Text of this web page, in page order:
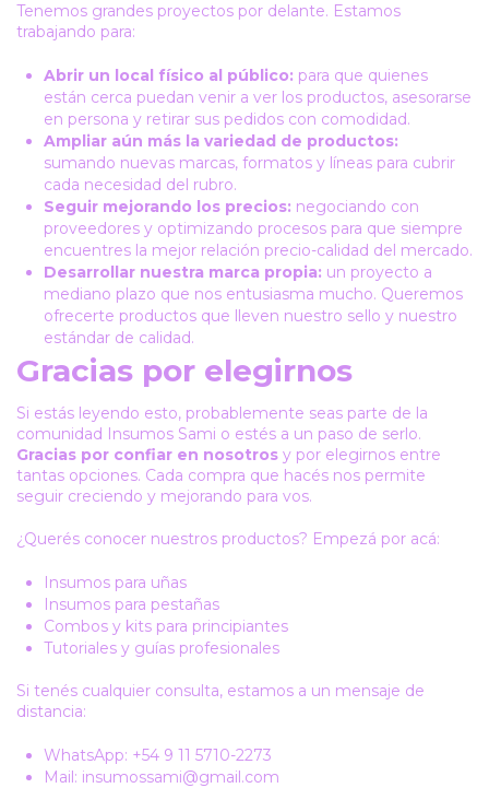
Tenemos grandes proyectos por delante. Estamos
trabajando para:
Abrir un local físico al público: para que quienes
están cerca puedan venir a ver los productos, asesorarse
en persona y retirar sus pedidos con comodidad.
Ampliar aún más la variedad de productos:
sumando nuevas marcas, formatos y líneas para cubrir
cada necesidad del rubro.
Seguir mejorando los precios: negociando con
proveedores y optimizando procesos para que siempre
encuentres la mejor relación precio-calidad del mercado.
Desarrollar nuestra marca propia: un proyecto a
mediano plazo que nos entusiasma mucho. Queremos
ofrecerte productos que lleven nuestro sello y nuestro
estándar de calidad.
Gracias por elegirnos
Si estás leyendo esto, probablemente seas parte de la
comunidad Insumos Sami o estés a un paso de serlo.
Gracias por confiar en nosotros y por elegirnos entre
tantas opciones. Cada compra que hacés nos permite
seguir creciendo y mejorando para vos.
¿Querés conocer nuestros productos? Empezá por acá:
Insumos para uñas
Insumos para pestañas
Combos y kits para principiantes
Tutoriales y guías profesionales
Si tenés cualquier consulta, estamos a un mensaje de
distancia:
WhatsApp: +54 9 11 5710-2273
Mail: insumossami@gmail.com